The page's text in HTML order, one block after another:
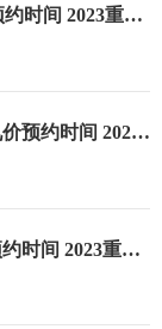
2023重庆南岸区妇幼保健院九价HPV疫苗预约时间 2023重庆南岸区妇幼保健院九价HPV疫苗预约流程
2023重庆九龙坡铜罐驿镇中心卫生院最新九价预约时间 2023重庆九龙坡铜罐驿镇中心卫生院最新九价预约流程
2023重庆南岸区中西医结合医院最新九价预约时间 2023重庆南岸区中西医结合医院最新九价预约流程